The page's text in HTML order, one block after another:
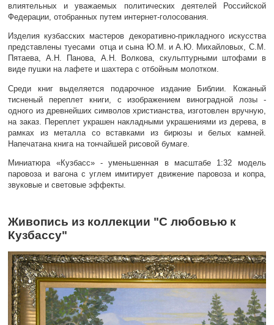
влиятельных и уважаемых политических деятелей Российской
Федерации, отобранных путем интернет-голосования.
Изделия кузбасских мастеров декоративно-прикладного искусства
представлены туесами отца и сына Ю.М. и А.Ю. Михайловых, С.М.
Пятаева, А.Н. Панова, А.Н. Волкова, скульптурными штофами в
виде пушки на лафете и шахтера с отбойным молотком.
Среди книг выделяется подарочное издание Библии. Кожаный
тисненый переплет книги, с изображением виноградной лозы -
одного из древнейших символов христианства, изготовлен вручную,
на заказ. Переплет украшен накладными украшениями из дерева, в
рамках из металла со вставками из бирюзы и белых камней.
Напечатана книга на тончайшей рисовой бумаге.
Миниатюра «Кузбасс» - уменьшенная в масштабе 1:32 модель
паровоза и вагона с углем имитирует движение паровоза и копра,
звуковые и световые эффекты.
Живопись из коллекции "С любовью к
Кузбассу"